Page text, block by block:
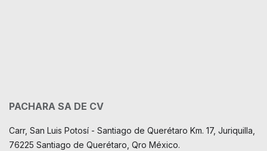
PACHARA SA DE CV
Carr, San Luis Potosí - Santiago de Querétaro Km. 17, Juriquilla,
76225 Santiago de Querétaro, Qro México.